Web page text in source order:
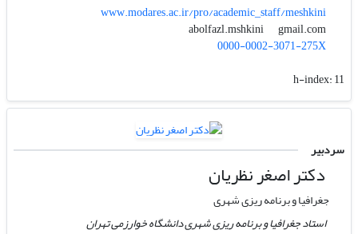
www.modares.ac.ir/pro/academic_staff/meshkini
abolfazl.mshkini
gmail.com
0000-0002-3071-275X
h-index:11
سردبیر
دکتر اصغر نظریان
جغرافیا و برنامه ریزی شهری
استاد جغرافیا و برنامه ریزی شهری دانشگاه خوارزمی تهران